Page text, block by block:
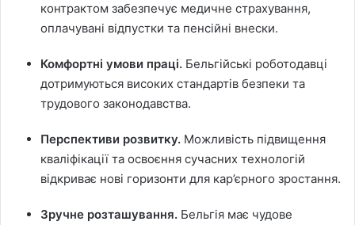
контрактом забезпечує медичне страхування,
оплачувані відпустки та пенсійні внески.
Комфортні умови праці. Бельгійські роботодавці
дотримуються високих стандартів безпеки та
трудового законодавства.
Перспективи розвитку. Можливість підвищення
кваліфікації та освоєння сучасних технологій
відкриває нові горизонти для кар’єрного зростання.
Зручне розташування. Бельгія має чудове